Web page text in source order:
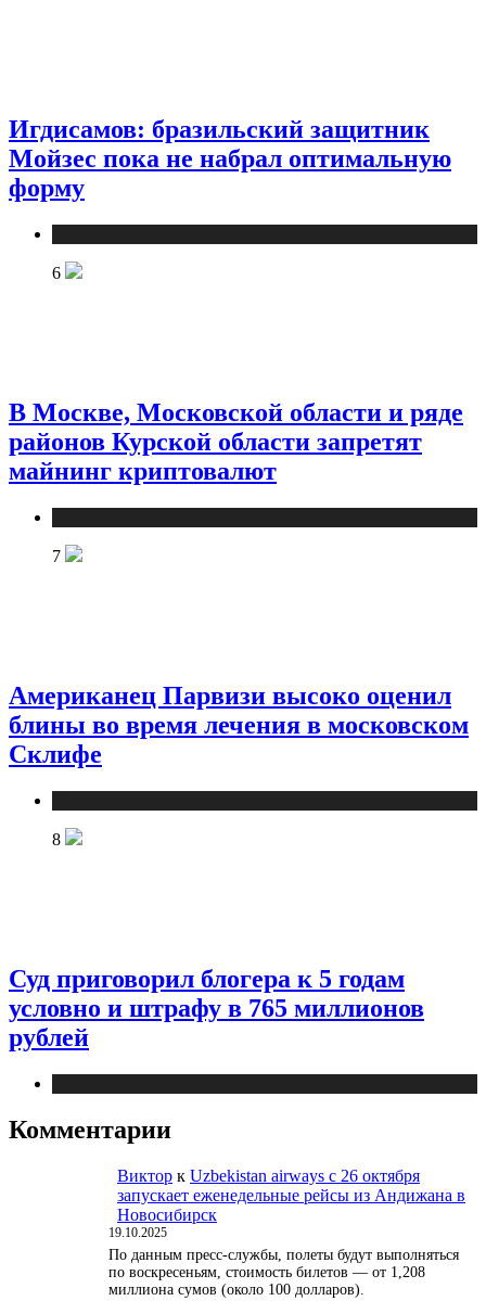
Игдисамов: бразильский защитник
Мойзес пока не набрал оптимальную
форму
6
В Москве, Московской области и ряде
районов Курской области запретят
майнинг криптовалют
7
Американец Парвизи высоко оценил
блины во время лечения в московском
Склифе
8
Суд приговорил блогера к 5 годам
условно и штрафу в 765 миллионов
рублей
Комментарии
Виктор к Uzbekistan airways с 26 октября
запускает еженедельные рейсы из Андижана в
Новосибирск
19.10.2025
По данным пресс-службы, полеты будут выполняться
по воскресеньям, стоимость билетов — от 1,208
миллиона сумов (около 100 долларов).